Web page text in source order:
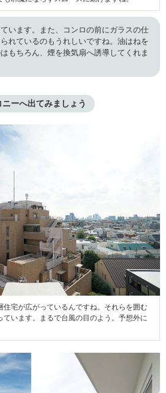
います。また、コンロの前にガラスの仕
れているのもうれしいですね。油はねを
もちろん、煙を換気扇へ誘導してくれま
ニーへ出てみましょう
住宅が広がっているんですね。それらを囲む
ています。まるで台風の目のよう。予想外に